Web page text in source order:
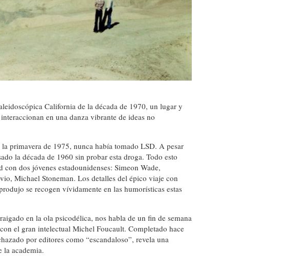
California de la década de 1970, un lugar y
en una danza vibrante de ideas no
primavera de 1975, nunca había tomado LSD. A pesar
la década de 1960 sin probar esta droga. Todo esto
dos jóvenes estadounidenses: Simeon Wade,
Michael Stoneman. Los detalles del épico viaje con
se recogen vívidamente en las humorísticas estas
en la ola psicodélica, nos habla de un fin de semana
el gran intelectual Michel Foucault. Completado hace
por editores como “escandaloso”, revela una
la academia.